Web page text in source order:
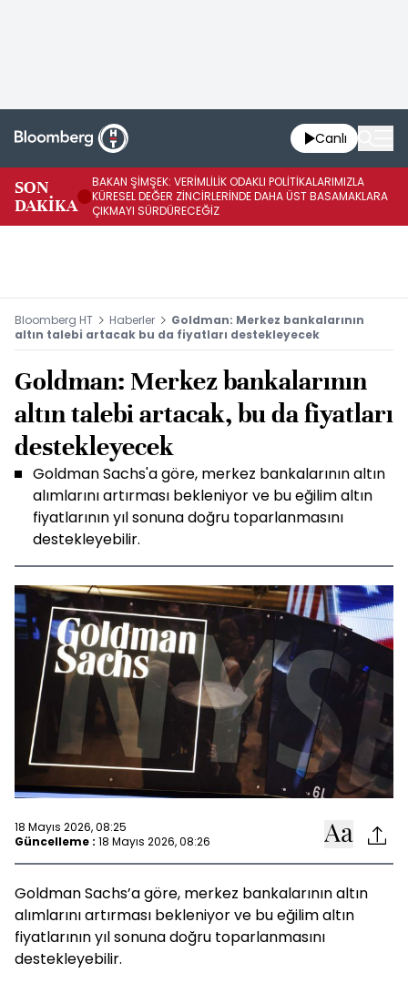
Canlı
SON
DAKİKA
BAKAN ŞİMŞEK: VERİMLİLİK ODAKLI POLİTİKALARIMIZLA
KÜRESEL DEĞER ZİNCİRLERİNDE DAHA ÜST BASAMAKLARA
ÇIKMAYI SÜRDÜRECEĞİZ
Bloomberg HT Haberler
Goldman: Merkez bankalarının
altın talebi artacak bu da fiyatları destekleyecek
Goldman: Merkez bankalarının
altın talebi artacak, bu da fiyatları
destekleyecek
Goldman Sachs'a göre, merkez bankalarının altın
alımlarını artırması bekleniyor ve bu eğilim altın
fiyatlarının yıl sonuna doğru toparlanmasını
destekleyebilir.
18 Mayıs 2026, 08:25
Güncelleme : 18 Mayıs 2026, 08:26
Goldman Sachs’a göre, merkez bankalarının altın
alımlarını artırması bekleniyor ve bu eğilim altın
fiyatlarının yıl sonuna doğru toparlanmasını
destekleyebilir.